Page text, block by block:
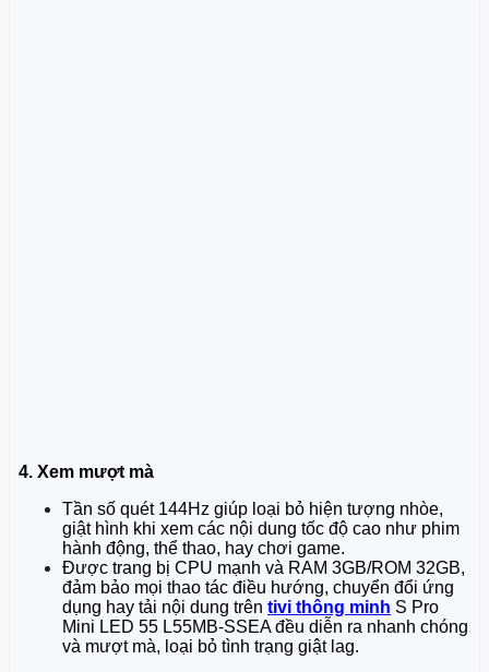
4. Xem mượt mà
Tần số quét 144Hz giúp loại bỏ hiện tượng nhòe,
giật hình khi xem các nội dung tốc độ cao như phim
hành động, thể thao, hay chơi game.
Được trang bị CPU mạnh và RAM 3GB/ROM 32GB,
đảm bảo mọi thao tác điều hướng, chuyển đổi ứng
dụng hay tải nội dung trên tivi thông minh S Pro
Mini LED 55 L55MB-SSEA đều diễn ra nhanh chóng
và mượt mà, loại bỏ tình trạng giật lag.